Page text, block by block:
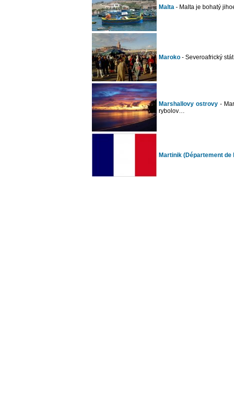
Malta - Malta je bohatý
Maroko - Severoafrický
Marshallovy ostrovy -
rybolov…
Martinik (Département de